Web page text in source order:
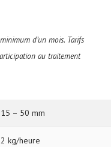
d’un mois. Tarifs
au traitement
15 – 50 mm
2 kg/heure